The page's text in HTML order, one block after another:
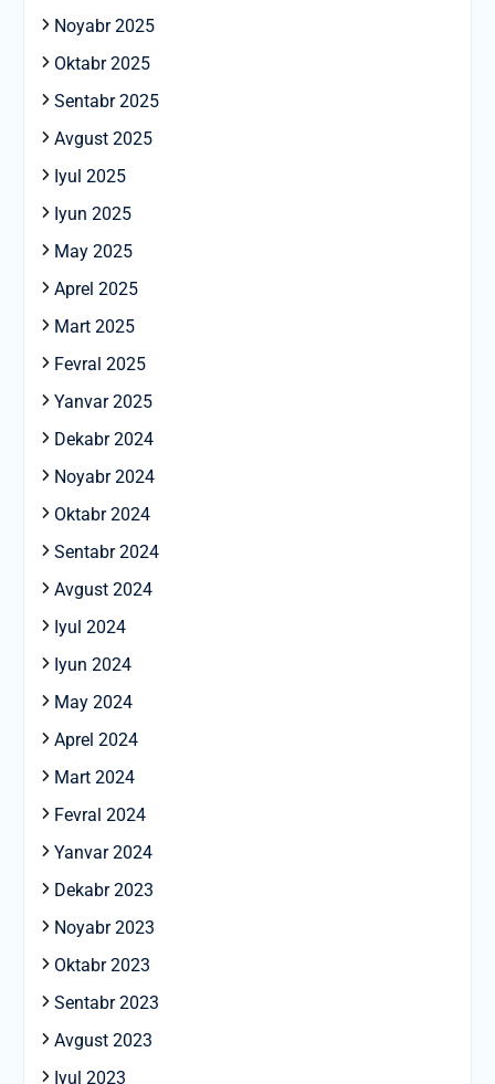
Noyabr 2025
Oktabr 2025
Sentabr 2025
Avgust 2025
Iyul 2025
Iyun 2025
May 2025
Aprel 2025
Mart 2025
Fevral 2025
Yanvar 2025
Dekabr 2024
Noyabr 2024
Oktabr 2024
Sentabr 2024
Avgust 2024
Iyul 2024
Iyun 2024
May 2024
Aprel 2024
Mart 2024
Fevral 2024
Yanvar 2024
Dekabr 2023
Noyabr 2023
Oktabr 2023
Sentabr 2023
Avgust 2023
Iyul 2023